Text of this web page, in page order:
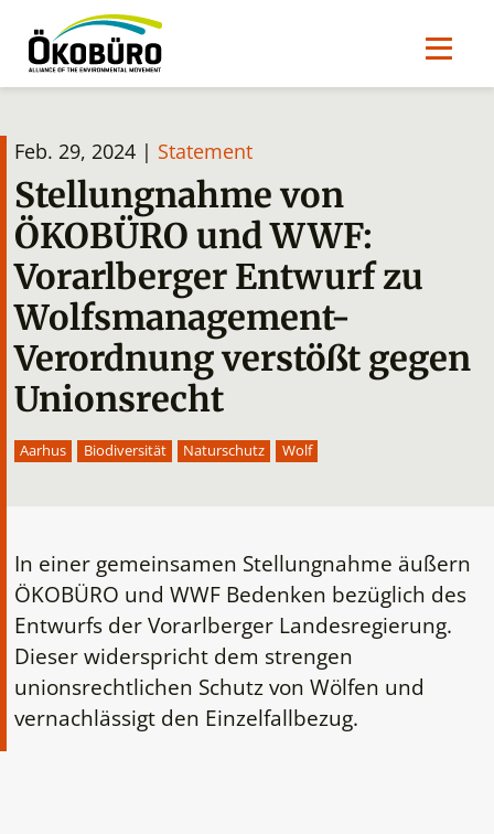
Feb. 29, 2024 | Statement
Stellungnahme von
ÖKOBÜRO und WWF:
Vorarlberger Entwurf zu
Wolfsmanagement-
Verordnung verstößt gegen
Unionsrecht
Aarhus Biodiversität Naturschutz Wolf
In einer gemeinsamen Stellungnahme äußern
ÖKOBÜRO und WWF Bedenken bezüglich des
Entwurfs der Vorarlberger Landesregierung.
Dieser widerspricht dem strengen
unionsrechtlichen Schutz von Wölfen und
vernachlässigt den Einzelfallbezug.